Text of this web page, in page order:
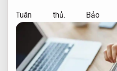
Tuân thủ. Bảo